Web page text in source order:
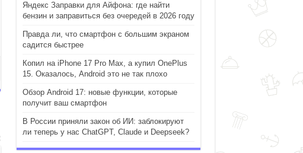
Яндекс Заправки для Айфона: где найти
бензин и заправиться без очередей в 2026 году
Правда ли, что смартфон с большим экраном
садится быстрее
Копил на iPhone 17 Pro Max, а купил OnePlus
15. Оказалось, Android это не так плохо
Обзор Android 17: новые функции, которые
получит ваш смартфон
В России приняли закон об ИИ: заблокируют
ли теперь у нас ChatGPT, Claude и Deepseek?